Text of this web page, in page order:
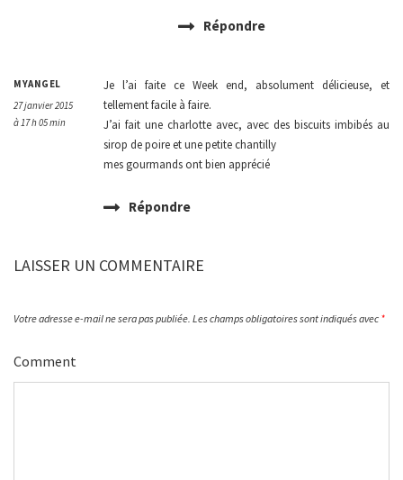
Répondre
MYANGEL
27 janvier 2015
à 17 h 05 min
Je l’ai faite ce Week end, absolument délicieuse, et
tellement facile à faire.
J’ai fait une charlotte avec, avec des biscuits imbibés au
sirop de poire et une petite chantilly
mes gourmands ont bien apprécié
Répondre
LAISSER UN COMMENTAIRE
Votre adresse e-mail ne sera pas publiée. Les champs obligatoires sont indiqués avec *
Comment